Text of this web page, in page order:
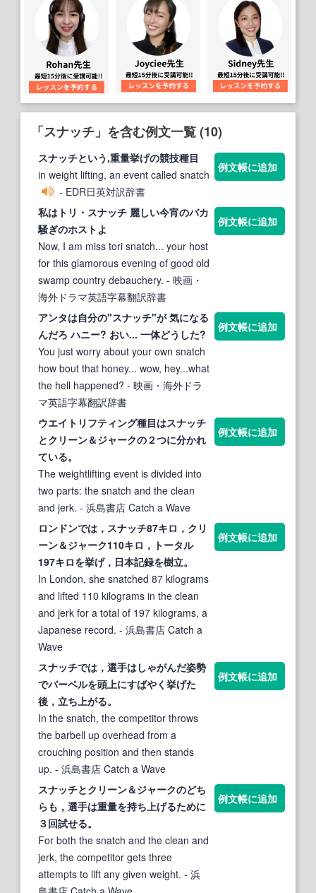
「スナッチ」を含む例文一覧 (10)
スナッチという,重量挙げの競技種目
in weight lifting, an event called snatch
- EDR日英対訳辞書
例文帳に追加
私はトリ・ スナッチ 麗しい今宵のバカ
騒ぎのホストよ
Now, I am miss tori snatch... your host
for this glamorous evening of good old
swamp country debauchery. - 映画・
海外ドラマ英語字幕翻訳辞書
例文帳に追加
アンタは自分の"スナッチ"が 気になる
んだろ ハニー? おい... 一体どうした?
You just worry about your own snatch
how bout that honey... wow, hey...what
the hell happened? - 映画・海外ドラ
マ英語字幕翻訳辞書
例文帳に追加
ウエイトリフティング種目はスナッチ
とクリーン＆ジャークの２つに分かれ
ている。
The weightlifting event is divided into
two parts: the snatch and the clean
and jerk. - 浜島書店 Catch a Wave
例文帳に追加
ロンドンでは， スナッチ87キロ，クリ
ーン＆ジャーク110キロ，トータル
197キロを挙げ，日本記録を樹立。
In London, she snatched 87 kilograms
and lifted 110 kilograms in the clean
and jerk for a total of 197 kilograms, a
Japanese record. - 浜島書店 Catch a
Wave
例文帳に追加
スナッチでは，選手はしゃがんだ姿勢
でバーベルを頭上にすばやく挙げた
後，立ち上がる。
In the snatch, the competitor throws
the barbell up overhead from a
crouching position and then stands
up. - 浜島書店 Catch a Wave
例文帳に追加
スナッチとクリーン＆ジャークのどち
らも，選手は重量を持ち上げるために
３回試せる。
For both the snatch and the clean and
jerk, the competitor gets three
attempts to lift any given weight. - 浜
例文帳に追加